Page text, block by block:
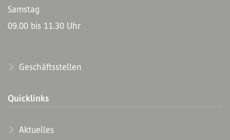
Samstag
09.00 bis 11.30 Uhr
Geschäftsstellen
Quicklinks
Aktuelles